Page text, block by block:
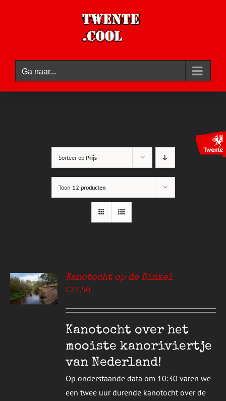
Ga naar...
Sorteer op Prijs
Toon 12 producten
Kanotocht op de Dinkel
€22,50
Kanotocht over het
mooiste kanoriviertje
van Nederland!
Op onderstaande data om 10:30 varen we
een twee uur durende kanotocht over de